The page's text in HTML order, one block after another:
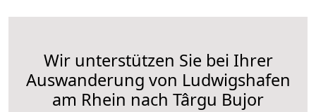
Wir unterstützen Sie bei Ihrer
Auswanderung von Ludwigshafen
am Rhein nach Târgu Bujor